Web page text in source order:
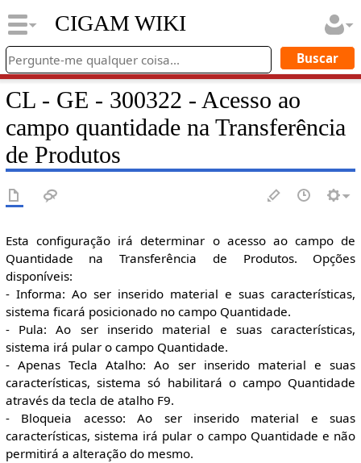
CIGAM WIKI
CL - GE - 300322 - Acesso ao
campo quantidade na Transferência
de Produtos
Esta configuração irá determinar o acesso ao campo de
Quantidade na Transferência de Produtos. Opções
disponíveis:
- Informa: Ao ser inserido material e suas características,
sistema ficará posicionado no campo Quantidade.
- Pula: Ao ser inserido material e suas características,
sistema irá pular o campo Quantidade.
- Apenas Tecla Atalho: Ao ser inserido material e suas
características, sistema só habilitará o campo Quantidade
através da tecla de atalho F9.
- Bloqueia acesso: Ao ser inserido material e suas
características, sistema irá pular o campo Quantidade e não
permitirá a alteração do mesmo.